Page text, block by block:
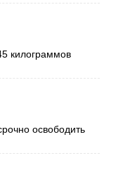
килограммов
освободить